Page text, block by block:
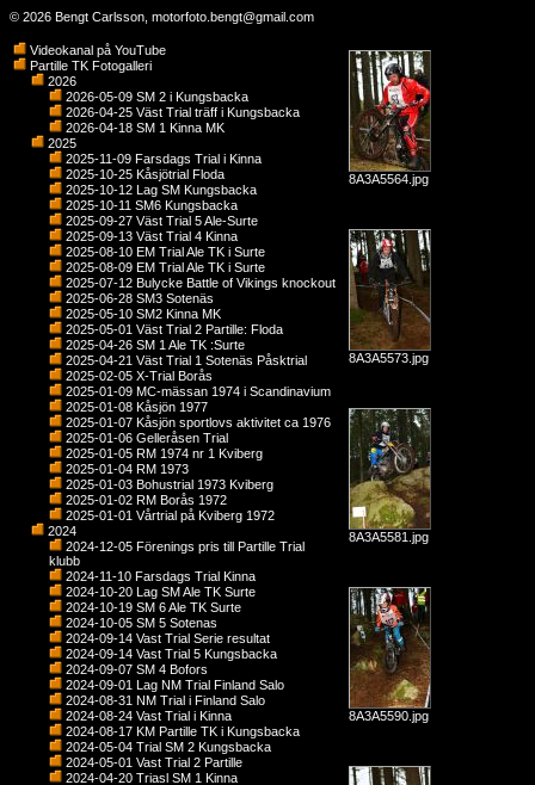
© 2026 Bengt Carlsson, motorfoto.bengt@gmail.com
Videokanal på YouTube
Partille TK Fotogalleri
2026
2026-05-09 SM 2 i Kungsbacka
2026-04-25 Väst Trial träff i Kungsbacka
2026-04-18 SM 1 Kinna MK
2025
2025-11-09 Farsdags Trial i Kinna
2025-10-25 Kåsjötrial Floda
2025-10-12 Lag SM Kungsbacka
2025-10-11 SM6 Kungsbacka
2025-09-27 Väst Trial 5 Ale-Surte
2025-09-13 Väst Trial 4 Kinna
2025-08-10 EM Trial Ale TK i Surte
2025-08-09 EM Trial Ale TK i Surte
2025-07-12 Bulycke Battle of Vikings knockout
2025-06-28 SM3 Sotenäs
2025-05-10 SM2 Kinna MK
2025-05-01 Väst Trial 2 Partille: Floda
2025-04-26 SM 1 Ale TK :Surte
2025-04-21 Väst Trial 1 Sotenäs Påsktrial
2025-02-05 X-Trial Borås
2025-01-09 MC-mässan 1974 i Scandinavium
2025-01-08 Kåsjön 1977
2025-01-07 Kåsjön sportlovs aktivitet ca 1976
2025-01-06 Gelleråsen Trial
2025-01-05 RM 1974 nr 1 Kviberg
2025-01-04 RM 1973
2025-01-03 Bohustrial 1973 Kviberg
2025-01-02 RM Borås 1972
2025-01-01 Vårtrial på Kviberg 1972
2024
2024-12-05 Förenings pris till Partille Trial
klubb
2024-11-10 Farsdags Trial Kinna
2024-10-20 Lag SM Ale TK Surte
2024-10-19 SM 6 Ale TK Surte
2024-10-05 SM 5 Sotenas
2024-09-14 Vast Trial Serie resultat
2024-09-14 Vast Trial 5 Kungsbacka
2024-09-07 SM 4 Bofors
2024-09-01 Lag NM Trial Finland Salo
2024-08-31 NM Trial i Finland Salo
2024-08-24 Vast Trial i Kinna
2024-08-17 KM Partille TK i Kungsbacka
2024-05-04 Trial SM 2 Kungsbacka
2024-05-01 Vast Trial 2 Partille
2024-04-20 Triasl SM 1 Kinna
8A3A5564.jpg
8A3A5573.jpg
8A3A5581.jpg
8A3A5590.jpg